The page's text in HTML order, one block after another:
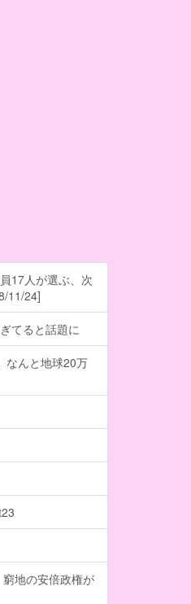
17人が選ぶ、次
11/24]
てると話題に
なんと地球20万
地の安倍政権が